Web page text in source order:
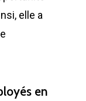
elle a
en
Séries
spéciales
Bennes
de
amovibles
d’occasion
ES
Solutions
City
des Peupliers / BP